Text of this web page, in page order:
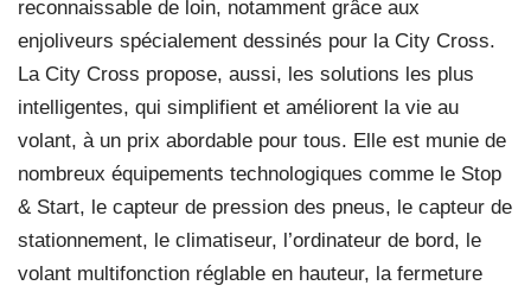
reconnaissable de loin, notamment grâce aux
enjoliveurs spécialement dessinés pour la City Cross.
La City Cross propose, aussi, les solutions les plus
intelligentes, qui simplifient et améliorent la vie au
volant, à un prix abordable pour tous. Elle est munie de
nombreux équipements technologiques comme le Stop
& Start, le capteur de pression des pneus, le capteur de
stationnement, le climatiseur, l’ordinateur de bord, le
volant multifonction réglable en hauteur, la fermeture